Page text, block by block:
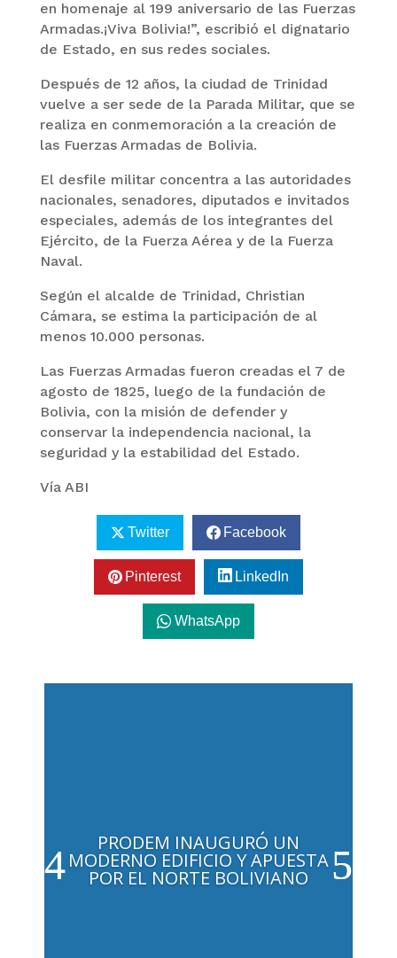
en homenaje al 199 aniversario de las Fuerzas
Armadas.¡Viva Bolivia!”, escribió el dignatario
de Estado, en sus redes sociales.
Después de 12 años, la ciudad de Trinidad
vuelve a ser sede de la Parada Militar, que se
realiza en conmemoración a la creación de
las Fuerzas Armadas de Bolivia.
El desfile militar concentra a las autoridades
nacionales, senadores, diputados e invitados
especiales, además de los integrantes del
Ejército, de la Fuerza Aérea y de la Fuerza
Naval.
Según el alcalde de Trinidad, Christian
Cámara, se estima la participación de al
menos 10.000 personas.
Las Fuerzas Armadas fueron creadas el 7 de
agosto de 1825, luego de la fundación de
Bolivia, con la misión de defender y
conservar la independencia nacional, la
seguridad y la estabilidad del Estado.
Vía ABI
Twitter Facebook
Pinterest LinkedIn
WhatsApp
PRODEM INAUGURÓ UN
MODERNO EDIFICIO Y APUESTA
POR EL NORTE BOLIVIANO